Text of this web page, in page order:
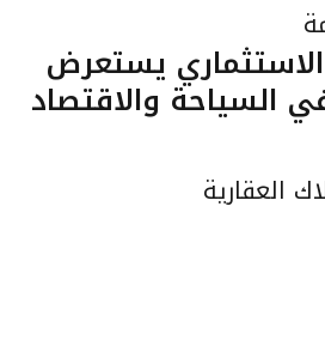
يستعرض
السياحة والاقتصاد
العقارية